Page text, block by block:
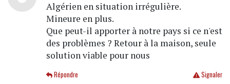
Algérien en situation irrégulière.
Mineure en plus.
Que peut-il apporter à notre pays si ce n'est
des problèmes ? Retour à la maison, seule
solution viable pour nous
Signaler
Répondre